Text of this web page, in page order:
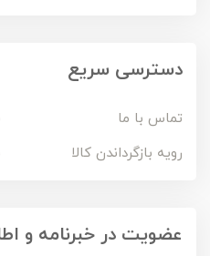
دسترسی سریع
تماس با ما
رویه بازگرداندن کالا
عضویت در خبرنامه و